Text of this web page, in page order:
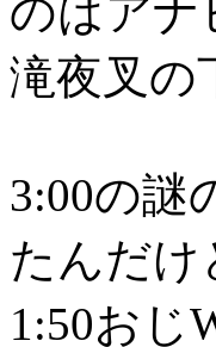
のはアナ
滝夜叉の
3:00の謎
たんだけ
1:50おじ